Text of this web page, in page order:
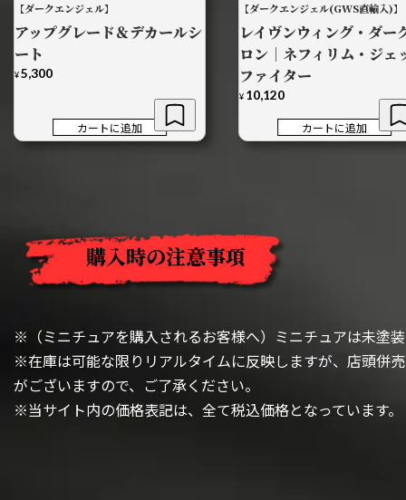
【ダークエンジェル】
アップグレード＆デカールシ
ート
¥5,300
カートに追加
【ダークエンジェル(GWS直輸入)】
レイヴンウィング・ダー
ロン｜ネフィリム・ジェ
ファイター
¥ 10,120
カートに追加
購入時の注意事項
※（ミニチュアを購入されるお客様へ）ミニチュアは未塗
※在庫は可能な限りリアルタイムに反映しますが、店頭併
がございますので、ご了承ください。
※当サイト内の価格表記は、全て税込価格となっています。